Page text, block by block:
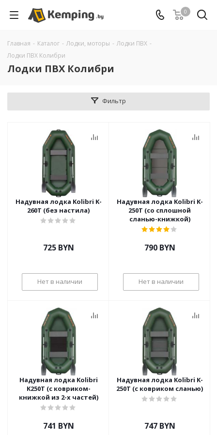
0
Главная - Каталог - Лодки, моторы - Лодки ПВХ -
Лодки ПВХ Колибри
Лодки ПВХ Колибри
Фильтр
Надувная лодка Kolibri K-
260T (без настила)
725BYN
Нет в наличии
Надувная лодка Kolibri K-
250T (со сплошной
сланью-книжкой)
790BYN
Нет в наличии
Надувная лодка Kolibri
K250T (с ковриком-
книжкой из 2-х частей)
741 BYN
Надувная лодка Kolibri K-
250Т (с ковриком сланью)
747BYN